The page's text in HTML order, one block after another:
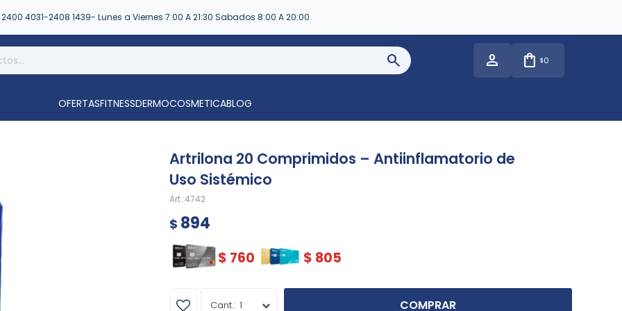
2400 4031-2408 1439- Lunes a Viernes 7:00 A 21:30 Sabados 8:00 A 20:00
$0
OFERTASFITNESSDERMOCOSMETICABLOG
Artrilona 20 Comprimidos – Antiinflamatorio de
Uso Sistémico
4742
$ 894
$ 760 $ 805
1 COMPRAR